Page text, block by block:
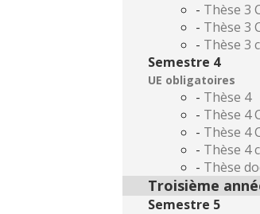
- Thèse 3
- Thèse 3
- Thèse 3
Semestre 4
UE obligatoires
- Thèse 4
- Thèse 4
- Thèse 4
- Thèse 4
- Thèse
Troisième
Semestre 5